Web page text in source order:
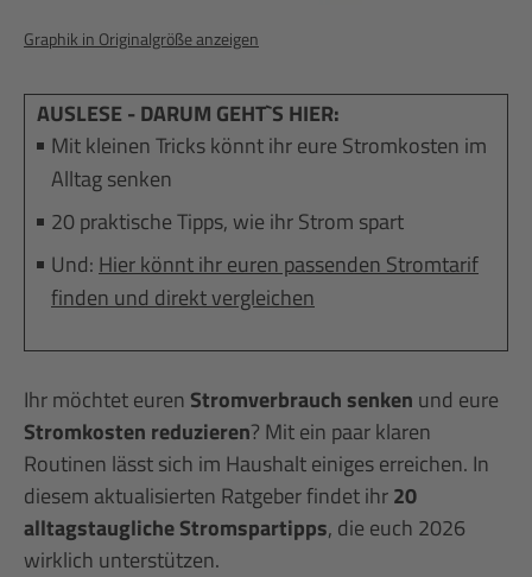
Graphik in Originalgröße anzeigen
AUSLESE - DARUM GEHT`S HIER:
Mit kleinen Tricks könnt ihr eure Stromkosten im
Alltag senken
20 praktische Tipps, wie ihr Strom spart
Und: Hier könnt ihr euren passenden Stromtarif
finden und direkt vergleichen
Ihr möchtet euren Stromverbrauch senken und eure
Stromkosten reduzieren? Mit ein paar klaren
Routinen lässt sich im Haushalt einiges erreichen. In
diesem aktualisierten Ratgeber findet ihr20
alltagstaugliche Stromspartipps, die euch 2026
wirklich unterstützen.